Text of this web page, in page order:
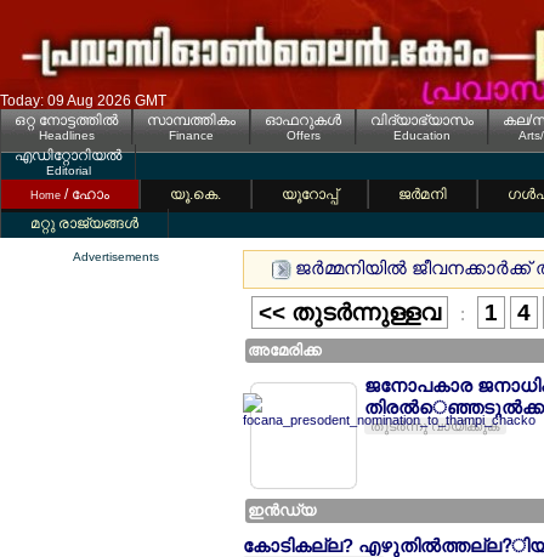
Today: 09 Aug 2026 GMT
ഒറ്റ നോട്ടത്തില്‍
Headlines
സാമ്പത്തികം
Finance
ഓഫറുകള്‍
Offers
വിദ്യാഭ്യാസം
Education
കല/
എഡിറ്റോറിയല്‍
Editorial
Home / ഹോം യൂ.കെ. യൂറോപ്പ് ജര്‍മനി
മറ്റു രാജ്യങ്ങള്‍
Advertisements
ജര്‍മ്മനിയില്‍
<< തുടര്‍ന്നുള്ളവ : 1 4
അമേരിക്ക
ജനോപകാര
തുടര്‍ന്നു വായിക്കുക
ഇന്‍ഡ്യ
കോടികല്ല?